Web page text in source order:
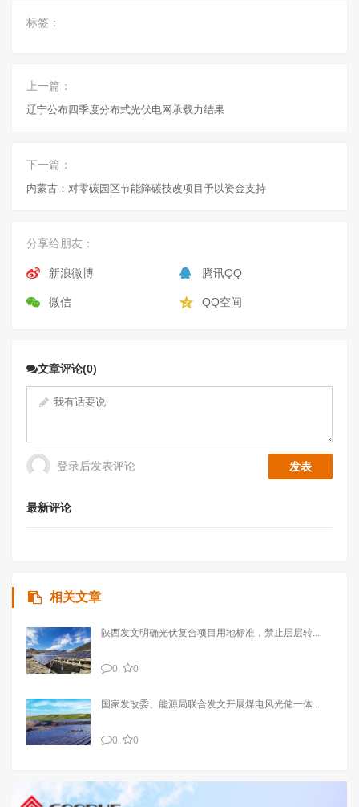
标签：
上一篇：
辽宁公布四季度分布式光伏电网承载力结果
下一篇：
内蒙古：对零碳园区节能降碳技改项目予以资金支持
分享给朋友：
新浪微博 腾讯QQ
微信 QQ空间
文章评论(0)
登录后发表评论
最新评论
相关文章
陕西发文明确光伏复合项目用地标准，禁止层层转...
0 0
国家发改委、能源局联合发文开展煤电风光储一体...
0 0